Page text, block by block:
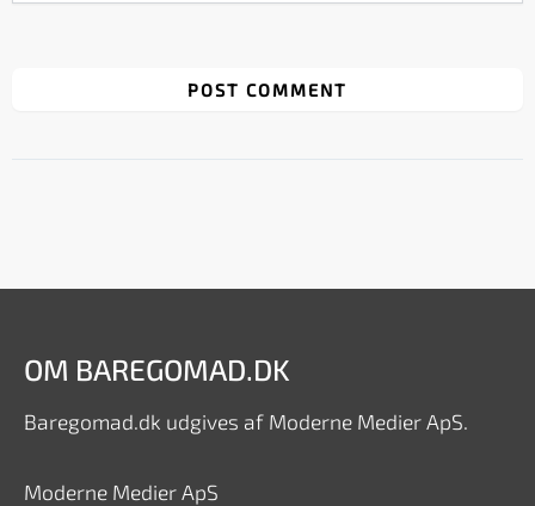
OM BAREGOMAD.DK
Baregomad.dk udgives af Moderne Medier ApS.
Moderne Medier ApS